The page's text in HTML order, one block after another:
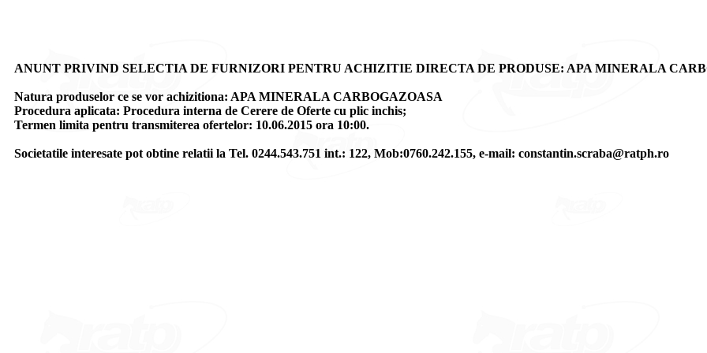
ANUNT PRIVIND SELECTIA DE FURNIZORI PENTRU ACHIZITIE DIRECTA DE PRODUSE: APA MINERALA
Natura produselor ce se vor achizitiona: APA MINERALA CARBOGAZOASA
Procedura aplicata: Procedura interna de Cerere de Oferte cu plic inchis;
Termen limita pentru transmiterea ofertelor: 10.06.2015 ora 10:00.
Societatile interesate pot obtine relatii la Tel. 0244.543.751 int.: 122, Mob:0760.242.155, e-mail: constantin.scraba@ratph.ro